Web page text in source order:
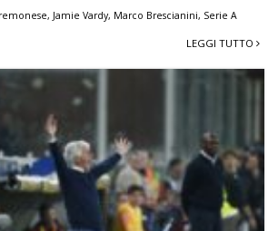
, Jamie Vardy, Marco Brescianini, Serie A
LEGGI TUTTO